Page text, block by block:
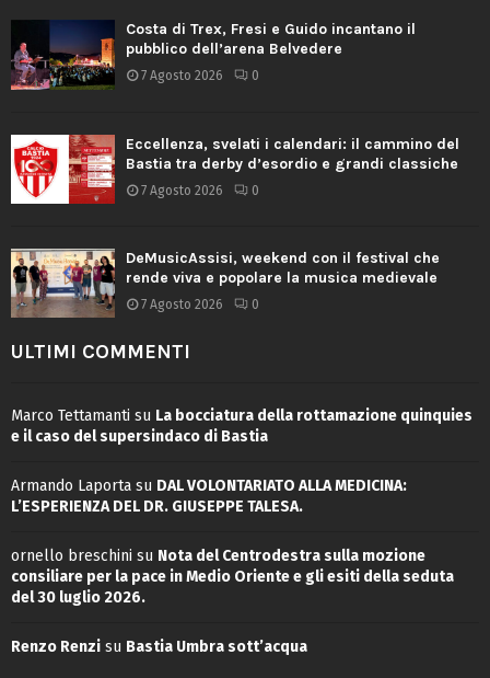
Costa di Trex, Fresi e Guido incantano il
pubblico dell’arena Belvedere
7 Agosto 2026 0
Eccellenza, svelati i calendari: il cammino del
Bastia tra derby d’esordio e grandi classiche
7 Agosto 2026 0
DeMusicAssisi, weekend con il festival che
rende viva e popolare la musica medievale
7 Agosto 2026 0
ULTIMI COMMENTI
Marco Tettamanti su La bocciatura della rottamazione quinquies
e il caso del supersindaco di Bastia
Armando Laporta su DAL VOLONTARIATO ALLA MEDICINA:
L’ESPERIENZA DEL DR. GIUSEPPE TALESA.
ornello breschini su Nota del Centrodestra sulla mozione
consiliare per la pace in Medio Oriente e gli esiti della seduta
del 30 luglio 2026.
Renzo Renzi su Bastia Umbra sott’acqua